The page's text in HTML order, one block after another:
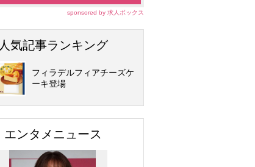
sponsored by 求人ボックス
人気記事ランキング
フィラデルフィアチーズケ
ーキ登場
エンタメニュース